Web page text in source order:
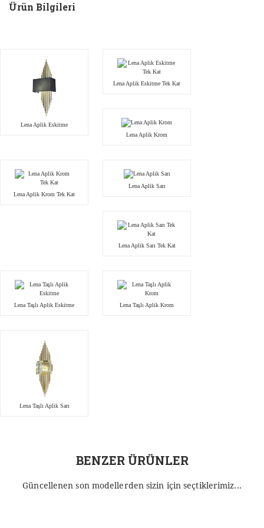
Ürün Bilgileri
Lena Aplik Eskitme
Lena Aplik Eskitme Tek Kat
Lena Aplik Krom
Lena Aplik Krom Tek Kat
Lena Aplik Sarı
Lena Aplik Sarı Tek Kat
Lena Taşlı Aplik Eskitme Lena Taşlı Aplik Krom
Lena Taşlı Aplik Sarı
BENZER ÜRÜNLER
Güncellenen son modellerden sizin için seçtiklerimiz...